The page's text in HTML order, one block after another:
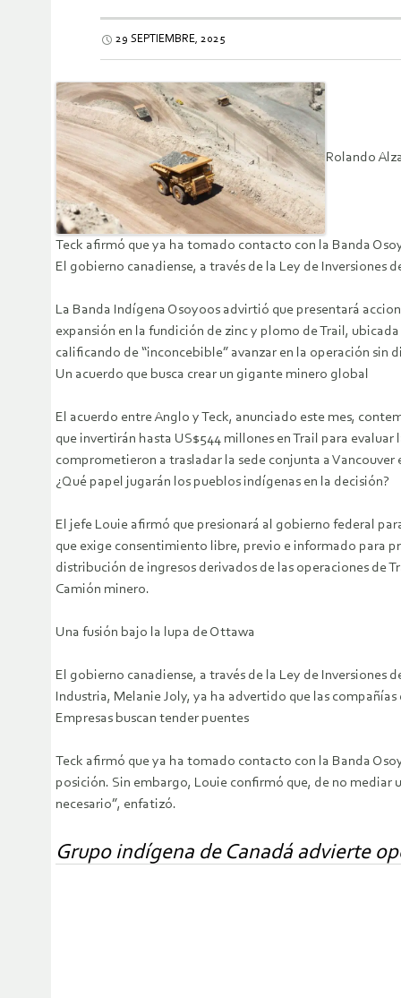
29 SEPTIEMBRE, 2025
Rolando
Teck afirmó que ya ha tomado contacto con la Banda
El gobierno canadiense, a través de la Ley de
La Banda Indígena Osoyoos advirtió que presentará
expansión en la fundición de zinc y plomo de Trail,
calificando de “inconcebible” avanzar en la operación sin
Un acuerdo que busca crear un gigante minero global
El acuerdo entre Anglo y Teck, anunciado este mes,
que invertirán hasta US$544 millones en Trail para
comprometieron a trasladar la sede conjunta a Vancouver
¿Qué papel jugarán los pueblos indígenas en la decisión?
El jefe Louie afirmó que presionará al gobierno federal
que exige consentimiento libre, previo e informado para
distribución de ingresos derivados de las operaciones de
Camión minero.
Una fusión bajo la lupa de Ottawa
El gobierno canadiense, a través de la Ley de
Industria, Melanie Joly, ya ha advertido que las
Empresas buscan tender puentes
Teck afirmó que ya ha tomado contacto con la Banda
posición. Sin embargo, Louie confirmó que, de no mediar
necesario”, enfatizó.
Grupo indígena de Canadá advierte